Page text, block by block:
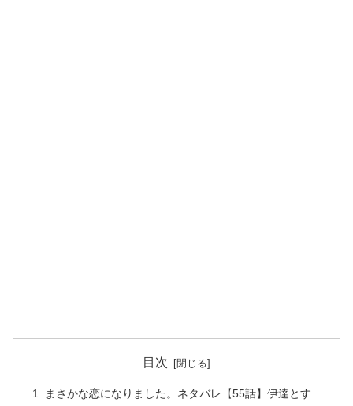
目次
まさかな恋になりました。ネタバレ【55話】伊達とす